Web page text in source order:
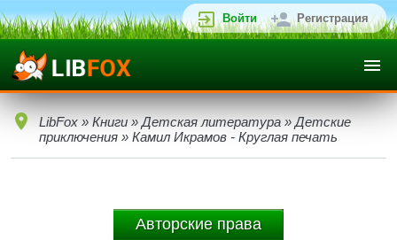
Войти Регистрация
LibFox » Книги » Детская литература » Детские
приключения » Камил Икрамов - Круглая печать
Авторские права